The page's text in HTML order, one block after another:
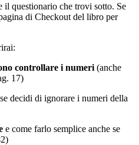
il questionario che trovi sotto. Se
di Checkout del libro per
controllare i numeri (anche
17)
se decidi di ignorare i numeri della
e come farlo semplice anche se